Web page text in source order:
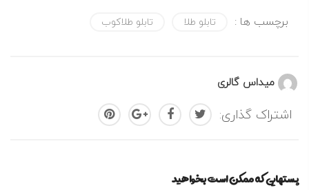
برچسب ها : تابلو طلا تابلو طلاکوب
میداس گالری
اشتراک گذاری:
پستهایی که ممکن است بخواهید